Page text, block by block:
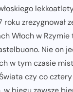
roku zrezygnował
Włoch w
Nie on
w tym czasie
czy co